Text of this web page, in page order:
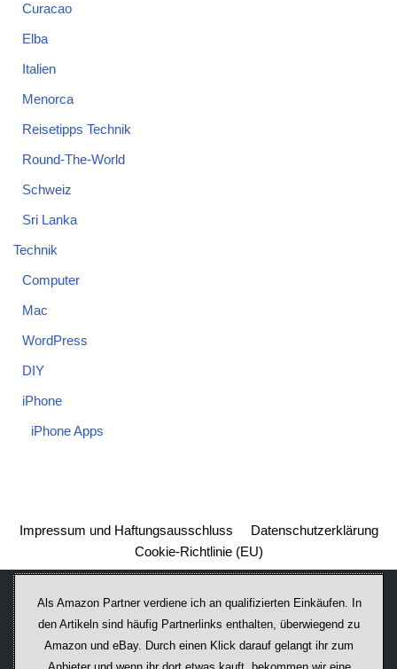
Curacao
Elba
Italien
Menorca
Reisetipps Technik
Round-The-World
Schweiz
Sri Lanka
Technik
Computer
Mac
WordPress
DIY
iPhone
iPhone Apps
Impressum und Haftungsausschluss
Datenschutzerklärung
Cookie-Richtlinie (EU)
Als Amazon Partner verdiene ich an qualifizierten Einkäufen. In
den Artikeln sind häufig Partnerlinks enthalten, überwiegend zu
Amazon und eBay. Durch einen Klick darauf ge­lan­gt ihr zum